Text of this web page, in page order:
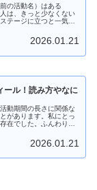
の活動名）はある
は、きっと少なくない
テージに立つと一気に
2026.01.21
ール！読み方やなに
動期間の長さに関係な
があります。私にとっ
在でした。ふんわりと
2026.01.21